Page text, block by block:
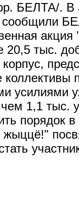
БЕЛТА/. В
20,5 тыс.
усилиями
1,1 тыс.
порядок